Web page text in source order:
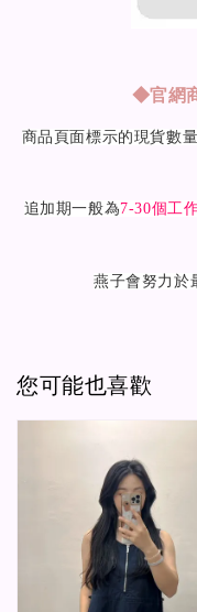
◆官網
商品頁面標示的現貨數
追加期一般為7-30個工
燕子會努力於
您可能也喜歡